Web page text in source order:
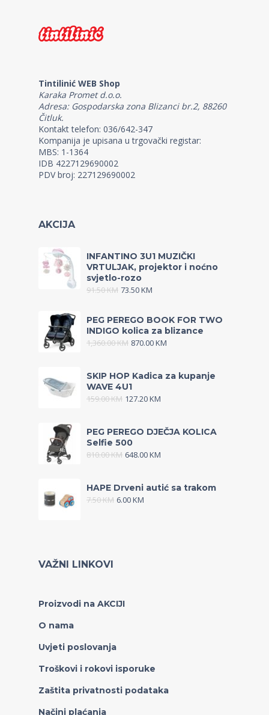
Tintilinić WEB Shop
Karaka Promet d.o.o.
Adresa: Gospodarska zona Blizanci br.2, 88260
Čitluk.
Kontakt telefon: 036/642-347
Kompanija je upisana u trgovački registar:
MBS: 1-1364
IDB 4227129690002
PDV broj: 227129690002
AKCIJA
INFANTINO 3U1 MUZIČKI
VRTULJAK, projektor i noćno
svjetlo-rozo
91.50KM 73.50KM
PEG PEREGO BOOK FOR TWO
INDIGO kolica za blizance
1,360.00KM 870.00KM
SKIP HOP Kadica za kupanje
WAVE 4U1
159.00KM 127.20KM
PEG PEREGO DJEČJA KOLICA
Selfie 500
810.00KM 648.00KM
HAPE Drveni autić sa trakom
7.50KM 6.00KM
VAŽNI LINKOVI
Proizvodi na AKCIJI
O nama
Uvjeti poslovanja
Troškovi i rokovi isporuke
Zaštita privatnosti podataka
Načini plaćanja